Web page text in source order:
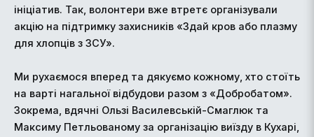
ініціатив. Так, волонтери вже втретє організували
акцію на підтримку захисників «Здай кров або плазму
для хлопців з ЗСУ».
Ми рухаємося вперед та дякуємо кожному, хто стоїть
на варті нагальної відбудови разом з «Добробатом».
Зокрема, вдячні Ользі Василевській-Смаглюк та
Максиму Петльованому за організацію виїзду в Кухарі,